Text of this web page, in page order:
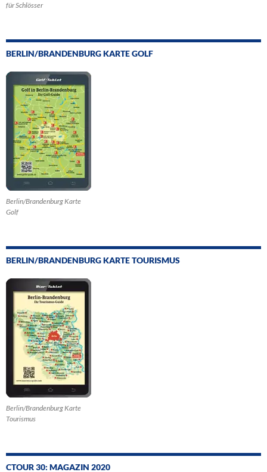
für Schlösser
BERLIN/BRANDENBURG KARTE GOLF
Berlin/Brandenburg Karte
Golf
BERLIN/BRANDENBURG KARTE TOURISMUS
Berlin/Brandenburg Karte
Tourismus
CTOUR 30: MAGAZIN 2020